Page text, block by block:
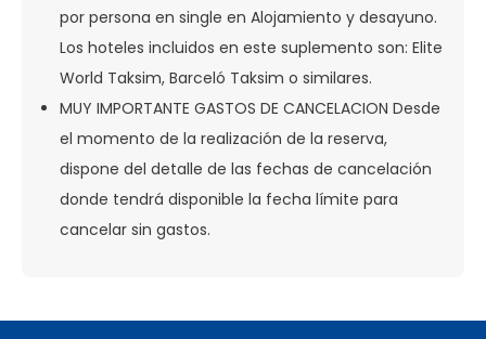
por persona en single en Alojamiento y desayuno.
Los hoteles incluidos en este suplemento son: Elite
World Taksim, Barceló Taksim o similares.
MUY IMPORTANTE GASTOS DE CANCELACION Desde
el momento de la realización de la reserva,
dispone del detalle de las fechas de cancelación
donde tendrá disponible la fecha límite para
cancelar sin gastos.